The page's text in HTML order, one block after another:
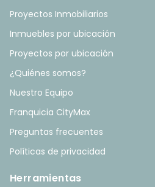
Proyectos Inmobiliarios
Inmuebles por ubicación
Proyectos por ubicación
¿Quiénes somos?
Nuestro Equipo
Franquicia CityMax
Preguntas frecuentes
Políticas de privacidad
Herramientas